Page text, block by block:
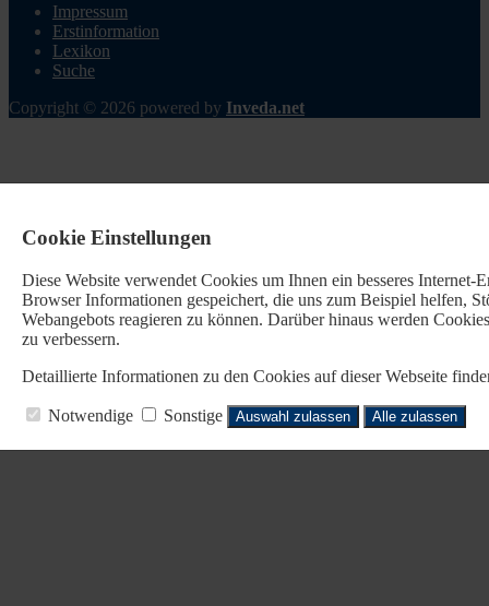
Impressum
Erstinformation
Lexikon
Suche
Copyright © 2026 powered by Inveda.net
Cookie Einstellungen
Diese Website verwendet Cookies um Ihnen ein besseres
Browser Informationen gespeichert, die uns zum Beispiel helfen,
Webangebots reagieren zu können. Darüber hinaus werden
zu verbessern.
Detaillierte Informationen zu den Cookies auf dieser Webseite
Notwendige Sonstige Auswahl zulassen Alle zulassen